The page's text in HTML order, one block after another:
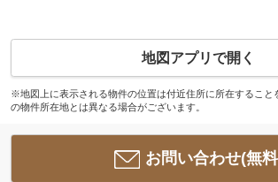
地図アプリで開く
※地図上に表示される物件の位置は付近住所に所在すること
の物件所在地とは異なる場合がございます。
お問い合わせ(無